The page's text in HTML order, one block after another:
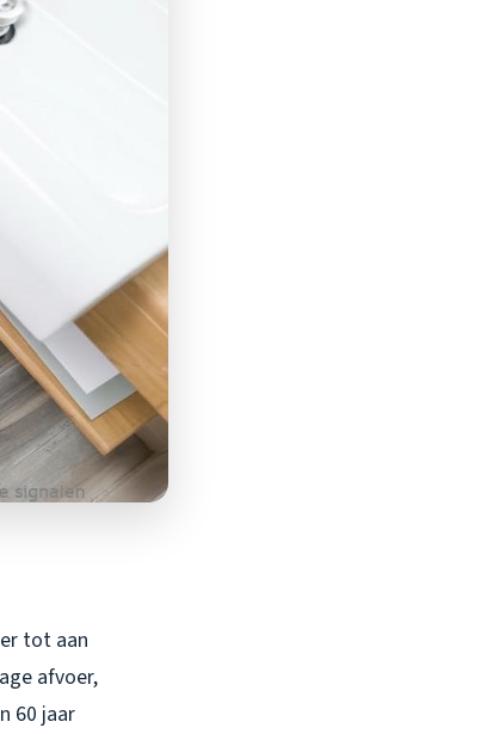
tot aan
afvoer,
60 jaar